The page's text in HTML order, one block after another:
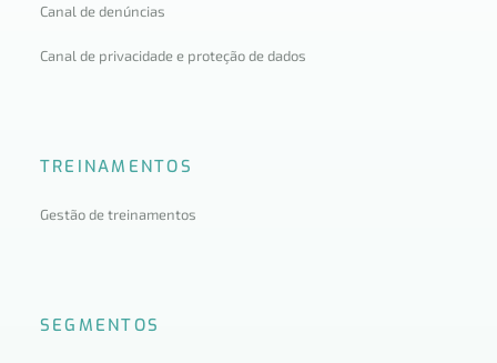
Canal de denúncias
Canal de privacidade e proteção de dados
TREINAMENTOS
Gestão de treinamentos
SEGMENTOS